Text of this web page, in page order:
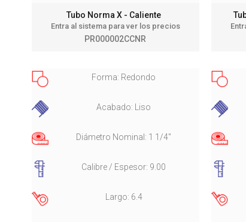
Tubo Norma X - Caliente
Entra al sistema para ver los precios
PR000002CCNR
Forma: Redondo
Acabado: Liso
Diámetro Nominal: 1 1/4"
Calibre / Espesor: 9.00
Largo: 6.4